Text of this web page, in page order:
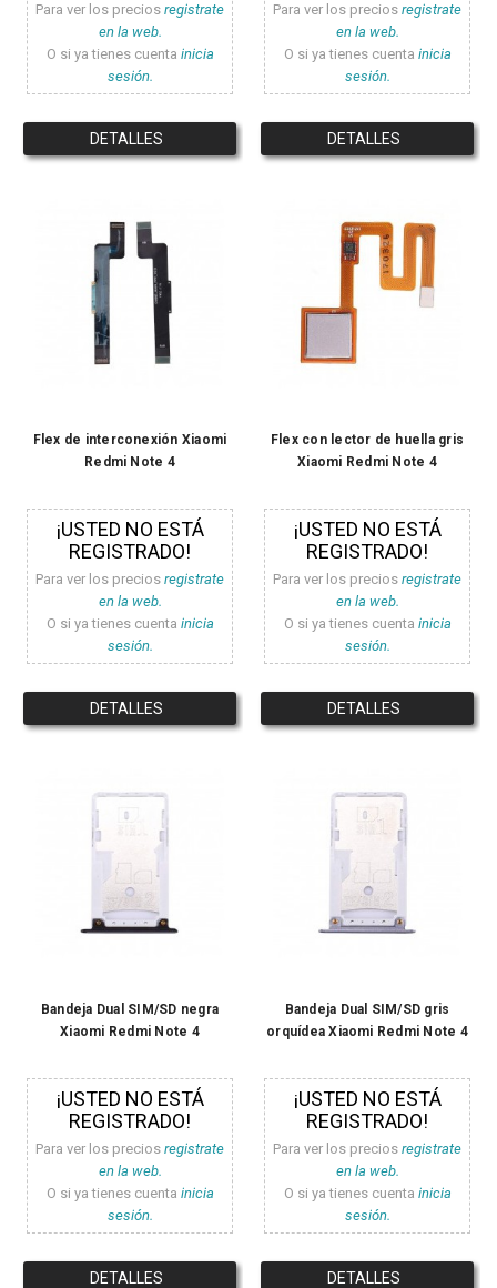
Para ver los precios registrate
en la web.
O si ya tienes cuenta inicia
sesión.
DETALLES
Para ver los precios registrate
en la web.
O si ya tienes cuenta inicia
sesión.
DETALLES
Flex de interconexión Xiaomi
Redmi Note 4
¡USTED NO ESTÁ
REGISTRADO!
Para ver los precios registrate
en la web.
O si ya tienes cuenta inicia
sesión.
DETALLES
Flex con lector de huella gris
Xiaomi Redmi Note 4
¡USTED NO ESTÁ
REGISTRADO!
Para ver los precios registrate
en la web.
O si ya tienes cuenta inicia
sesión.
DETALLES
Bandeja Dual SIM/SD negra
Xiaomi Redmi Note 4
¡USTED NO ESTÁ
REGISTRADO!
Para ver los precios registrate
en la web.
O si ya tienes cuenta inicia
sesión.
DETALLES
Bandeja Dual SIM/SD gris
orquídea Xiaomi Redmi Note 4
¡USTED NO ESTÁ
REGISTRADO!
Para ver los precios registrate
en la web.
O si ya tienes cuenta inicia
sesión.
DETALLES